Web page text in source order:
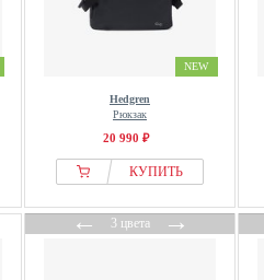
NEW
Hedgren
Рюкзак
20 990 ₽
КУПИТЬ
←3 цвета→